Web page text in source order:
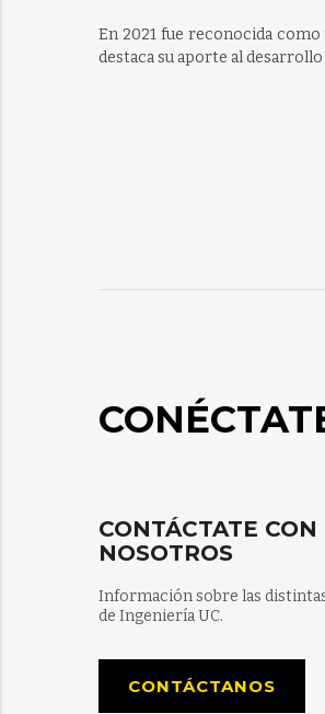
En 2021 fue reconocida como
destaca su aporte al
CONTÁCTATE CON
NOSOTROS
Información sobre las
de Ingeniería UC.
CONTÁCTANOS